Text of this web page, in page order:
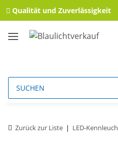
Qualität und Zuverlässigkeit
Zurück zur Liste LED-